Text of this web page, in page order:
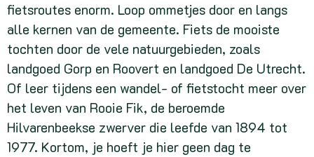
fietsroutes enorm. Loop ommetjes door en langs
alle kernen van de gemeente. Fiets de mooiste
tochten door de vele natuurgebieden, zoals
landgoed Gorp en Roovert en landgoed De Utrecht.
Of leer tijdens een wandel- of fietstocht meer over
het leven van Rooie Fik, de beroemde
Hilvarenbeekse zwerver die leefde van 1894 tot
1977. Kortom, je hoeft je hier geen dag te